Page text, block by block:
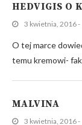
HEDVIGIS O
3 kwietnia, 2016 -
O tej marce
temu kremowi-
MALVINA
3 kwietnia, 2016 -